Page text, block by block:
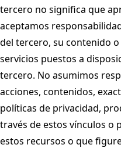
tercero no significa que
aceptamos
del tercero, su contenido
servicios puestos a
tercero. No asumimos
acciones, contenidos,
políticas de privacidad,
través de estos vínculos o
estos recursos o que